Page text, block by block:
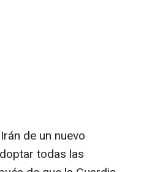
de un nuevo
todas las